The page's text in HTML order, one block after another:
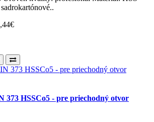
373 HSSCo5 - pre priechodný otvor